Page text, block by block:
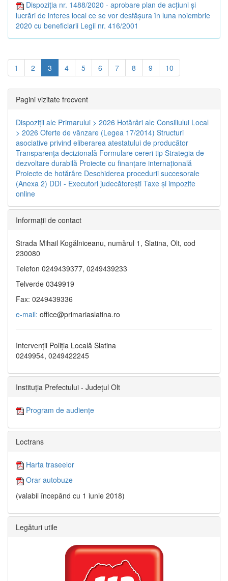
Dispoziția nr. 1488/2020 - aprobare plan de acțiuni și
lucrări de interes local ce se vor desfășura în luna noiembrie
2020 cu beneficiarii Legii nr. 416/2001
1 2 3 4 5 6 7 8 9 10
Pagini vizitate frecvent
Dispoziţii ale Primarului > 2026 Hotărâri ale Consiliului Local
> 2026 Oferte de vânzare (Legea 17/2014) Structuri
asociative privind eliberarea atestatului de producător
Transparenţa decizională Formulare cereri tip Strategia de
dezvoltare durabilă Proiecte cu finanţare internaţională
Proiecte de hotărâre Deschiderea procedurii succesorale
(Anexa 2) DDI - Executori judecătorești Taxe şi impozite
online
Informaţii de contact
Strada Mihail Kogălniceanu, numărul 1, Slatina, Olt, cod
230080
Telefon 0249439377, 0249439233
Telverde 0349919
Fax: 0249439336
e-mail: office@primariaslatina.ro
Intervenții Poliția Locală Slatina
0249954, 0249422245
Instituția Prefectului - Județul Olt
Program de audiențe
Loctrans
Harta traseelor
Orar autobuze
(valabil începând cu 1 iunie 2018)
Legături utile